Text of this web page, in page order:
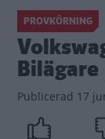
PROVKÖRNING
Publicerad 17